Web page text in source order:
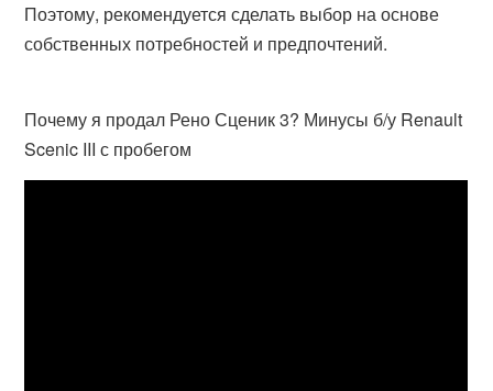
Поэтому, рекомендуется сделать выбор на основе
собственных потребностей и предпочтений.
Почему я продал Рено Сценик 3? Минусы б/у Renault
Scenic III с пробегом